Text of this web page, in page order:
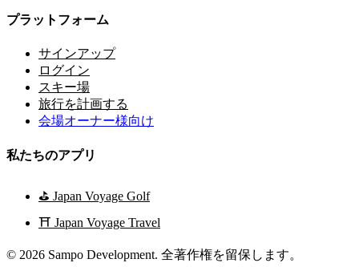
プラットフォーム
サインアップ
ログイン
スキー場
旅行を計画する
会場オーナー様向け
私たちのアプリ
⛳ Japan Voyage Golf
⛩️ Japan Voyage Travel
© 2026 Sampo Development. 全著作権を留保します。